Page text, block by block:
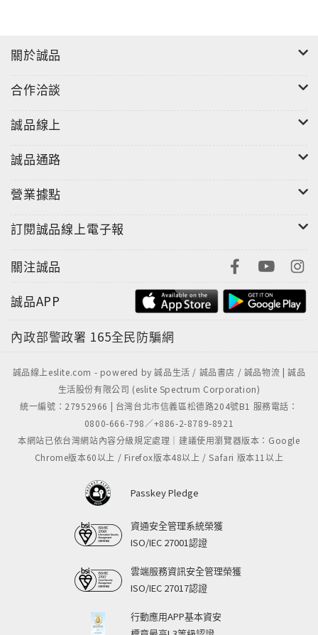
關於誠品
合作洽談
誠品線上
誠品通路
營業據點
訂閱誠品線上電子報
關注誠品
誠品APP
內政部警政署 165全民防騙網
誠品線上eslite.com - powered by 誠品生活 / 誠品書店 / 誠品物流 | 誠品
生活股份有限公司 (eslite Spectrum Corporation)
統一編號：27952966 | 台灣台北市信義區松德路204號B1 服務電話：
0800-666-798／+886-2-8789-8921
本網站已依台灣網站內容分級規定處理｜建議使用瀏覽器版本：Google
Chrome版本60以上 / Firefox版本48以上 / Safari 版本11以上
Passkey Pledge
資通安全管理系統榮獲
ISO/IEC 27001認證
雲端服務資訊安全管理榮獲
ISO/IEC 27017認證
行動應用APP基本資安